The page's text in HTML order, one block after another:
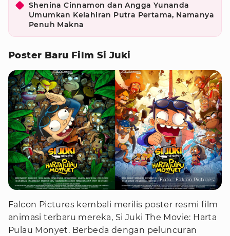
Shenina Cinnamon dan Angga Yunanda
Umumkan Kelahiran Putra Pertama, Namanya
Penuh Makna
Poster Baru Film Si Juki
Foto : Falcon Pictures
Falcon Pictures kembali merilis poster resmi film
animasi terbaru mereka, Si Juki The Movie: Harta
Pulau Monyet. Berbeda dengan peluncuran